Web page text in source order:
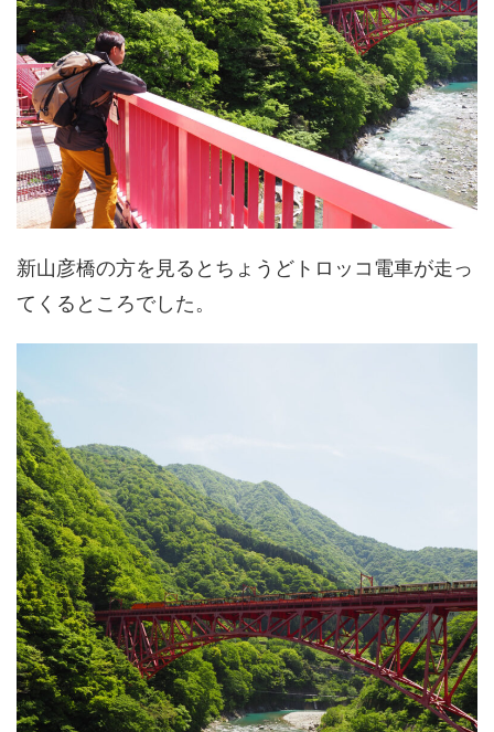
新山彦橋の方を見るとちょうどトロッコ電車が走っ
てくるところでした。